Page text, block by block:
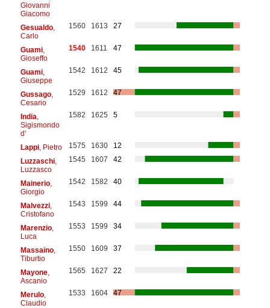
Giovanni
Giacomo
Gesualdo,
Carlo
1560 1613 27
Guami,
Gioseffo
1540 1611 47
Guami,
Giuseppe
1542 1612 45
Gussago,
Cesario
1529 1612 47
India
Sigismondo
d'
1582 1625 5
Lappi, Pietro 1575 1630
12
Luzzaschi,
Luzzasco
1545 1607 42
Mainerio,
Giorgio
1542 1582 40
Malvezzi,
Cristofano
1543 1599 44
Marenzio,
Luca
1553 1599 34
Massaino,
Tiburtio
1550 1609 37
Mayone,
Ascanio
1565 1627 22
Merulo,
Claudio
1533 1604 47